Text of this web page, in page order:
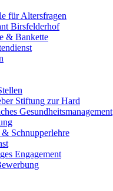
für Altersfragen
Birsfelderhof
& Bankette
Stiftung zur Hard
Gesundheitsmanagement
Schnupperlehre
Engagement